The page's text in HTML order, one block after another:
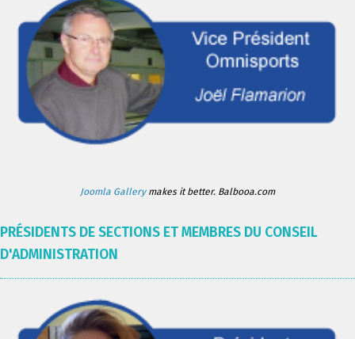
Joomla Gallerymakes it better. Balbooa.com
PRÉSIDENTS DE SECTIONS ET MEMBRES DU CONSEIL
D'ADMINISTRATION